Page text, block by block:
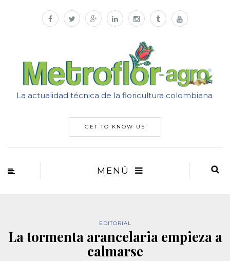
La actualidad técnica de la floricultura colombiana
GET TO KNOW US
MENÚ
EDITORIAL
La tormenta arancelaria empieza a
calmarse